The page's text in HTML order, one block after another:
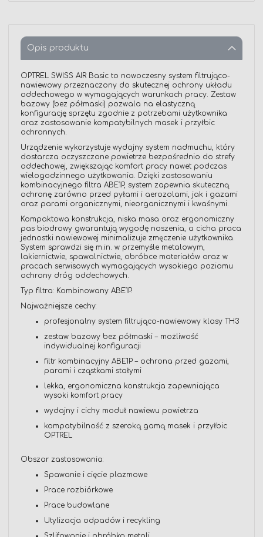
Opis produktu
OPTREL SWISS AIR Basic to nowoczesny system filtrująco-
nawiewowy przeznaczony do skutecznej ochrony układu
oddechowego w wymagających warunkach pracy. Zestaw
bazowy (bez półmaski) pozwala na elastyczną
konfigurację sprzętu zgodnie z potrzebami użytkownika
oraz zastosowanie kompatybilnych masek i przyłbic
ochronnych.
Urządzenie wykorzystuje wydajny system nadmuchu, który
dostarcza oczyszczone powietrze bezpośrednio do strefy
oddechowej, zwiększając komfort pracy nawet podczas
wielogodzinnego użytkowania. Dzięki zastosowaniu
kombinacyjnego filtra ABE1P, system zapewnia skuteczną
ochronę zarówno przed pyłami i aerozolami, jak i gazami
oraz parami organicznymi, nieorganicznymi i kwaśnymi.
Kompaktowa konstrukcja, niska masa oraz ergonomiczny
pas biodrowy gwarantują wygodę noszenia, a cicha praca
jednostki nawiewowej minimalizuje zmęczenie użytkownika.
System sprawdzi się m.in. w przemyśle metalowym,
lakiernictwie, spawalnictwie, obróbce materiałów oraz w
pracach serwisowych wymagających wysokiego poziomu
ochrony dróg oddechowych.
Typ filtra: Kombinowany ABE1P.
Najważniejsze cechy:
profesjonalny system filtrująco-nawiewowy klasy TH3
zestaw bazowy bez półmaski – możliwość
indywidualnej konfiguracji
filtr kombinacyjny ABE1P – ochrona przed gazami,
parami i cząstkami stałymi
lekka, ergonomiczna konstrukcja zapewniająca
wysoki komfort pracy
wydajny i cichy moduł nawiewu powietrza
kompatybilność z szeroką gamą masek i przyłbic
OPTREL
Obszar zastosowania:
Spawanie i cięcie plazmowe
Prace rozbiórkowe
Prace budowlane
Utylizacja odpadów i recykling